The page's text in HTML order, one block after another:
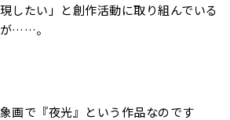
したい」と創作活動に取り組んでいる
……。
画で『夜光』という作品なのです